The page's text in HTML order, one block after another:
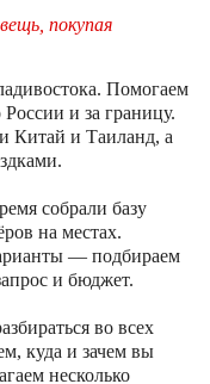
покупая
Помогаем
и за границу.
Китай и Таиланд, а
собрали базу
на местах.
— подбираем
и бюджет.
во всех
куда и зачем вы
несколько